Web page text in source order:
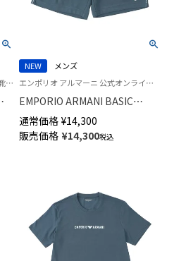
ポケットモンスター Pokémon 紳士 靴下 男性
NEW
メンズ
エンポリオ アルマーニ 公式オンラインショップ 紳士 ラウンジウェア
EMPORIO ARMANI BASIC
TERRY バミューダパンツ ベー
シック テリー ハーフパンツ メ
ンズ 男性 メンズ EUサイズ
通常価格 ¥14,300
販売価格 ¥14,300税込